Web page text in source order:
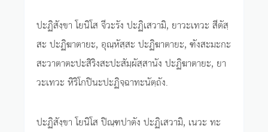
ปะฏิสังฺขา โยนิโส จีวะรัง ปะฏิเสวามิ, ยาวะเทวะ สีตัสฺ
สะ ปะฏิฆาตายะ, อุณฺหัสฺสะ ปะฏิฆาตายะ, ฑังสะมะกะ
สะวาตาตะปะสิริงสะปะสัมฺผัสฺสานัง ปะฏิฆาตายะ, ยา
วะเทวะ หิริโกปินะปะฏิจฺฉาทะนัตฺถัง.
ปะฏิสังฺขา โยนิโส ปิณฺฑปาตัง ปะฏิเสวามิ, เนวะ ทะ